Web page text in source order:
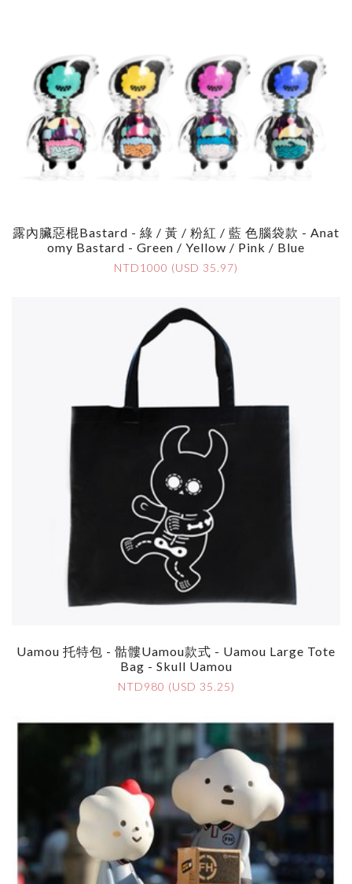
露內臟惡棍Bastard - 綠 / 黃 / 粉紅 / 藍 色腦袋款 - Anat
Omy Bastard - Green / Yellow / Pink / Blue
NTD1000 (USD 35.97)
Uamou 托特包 - 骷髏Uamou款式 - Uamou Large Tote
Bag - Skull Uamou
NTD980 (USD 35.25)